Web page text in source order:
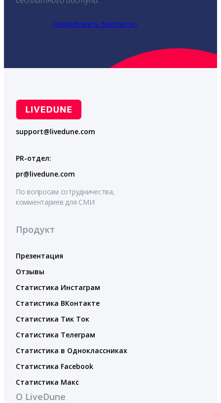
Попробовать бесплатно
support@livedune.com
PR-отдел:
pr@livedune.com
По вопросам сотрудничества,
комментариев для СМИ
Продукт
Презентация
Отзывы
Статистика Инстаграм
Статистика ВКонтакте
Статистика Тик Ток
Статистика Телеграм
Статистика в Одноклассниках
Статистика Facebook
Статистика Макс
О LiveDune